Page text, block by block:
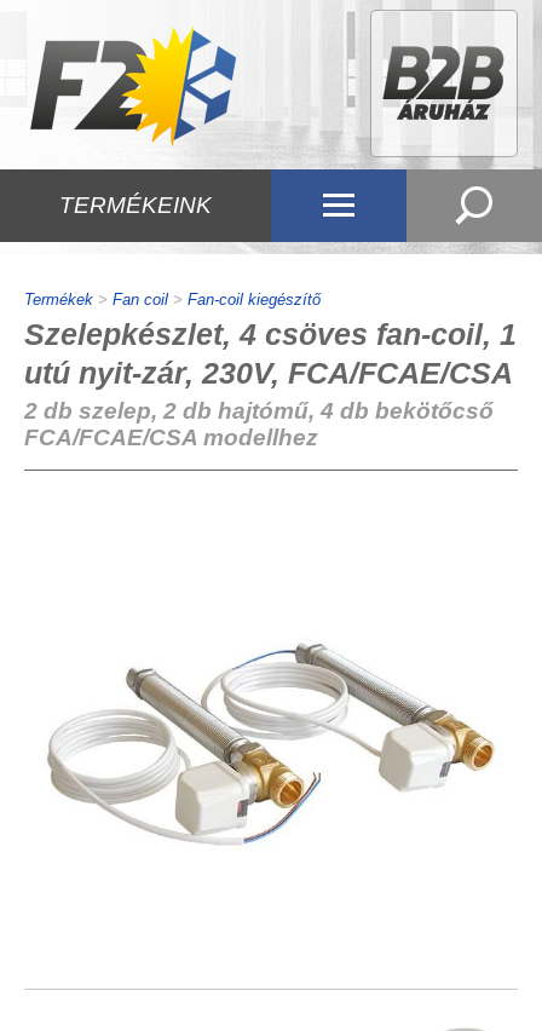
TERMÉKEINK
Termékek > Fan coil > Fan-coil kiegészítő
Szelepkészlet, 4 csöves fan-coil, 1
utú nyit-zár, 230V, FCA/FCAE/CSA
2 db szelep, 2 db hajtómű, 4 db bekötőcső
FCA/FCAE/CSA modellhez